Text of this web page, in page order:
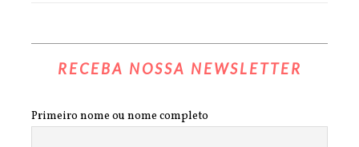
RECEBA NOSSA NEWSLETTER
Primeiro nome ou nome completo